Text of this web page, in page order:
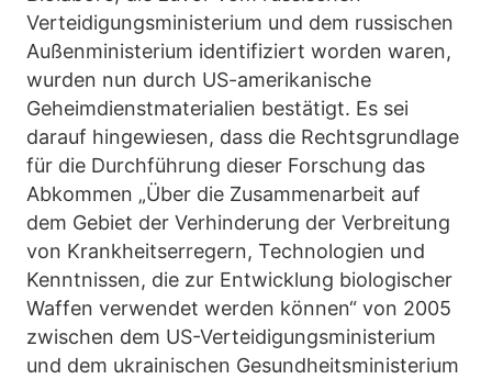
Verteidigungsministerium und dem russischen
Außenministerium identifiziert worden waren,
wurden nun durch US-amerikanische
Geheimdienstmaterialien bestätigt. Es sei
darauf hingewiesen, dass die Rechtsgrundlage
für die Durchführung dieser Forschung das
Abkommen „Über die Zusammenarbeit auf
dem Gebiet der Verhinderung der Verbreitung
von Krankheitserregern, Technologien und
Kenntnissen, die zur Entwicklung biologischer
Waffen verwendet werden können“ von 2005
zwischen dem US-Verteidigungsministerium
und dem ukrainischen Gesundheitsministerium